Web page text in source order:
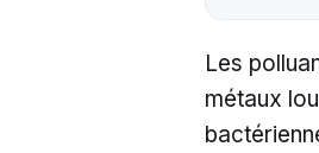
Les
métaux